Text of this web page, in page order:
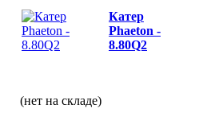
Катер
Phaeton -
8.80Q2
(нет на складе)